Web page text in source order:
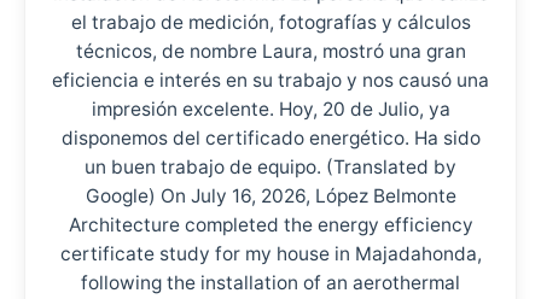
el trabajo de medición, fotografías y cálculos
técnicos, de nombre Laura, mostró una gran
eficiencia e interés en su trabajo y nos causó una
impresión excelente. Hoy, 20 de Julio, ya
disponemos del certificado energético. Ha sido
un buen trabajo de equipo. (Translated by
Google) On July 16, 2026, López Belmonte
Architecture completed the energy efficiency
certificate study for my house in Majadahonda,
following the installation of an aerothermal